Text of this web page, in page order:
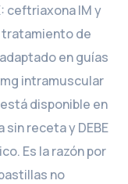
ceftriaxona IM y
tratamiento de
adaptado en guías
intramuscular
disponible en
sin receta y DEBE
Es la razón por
no